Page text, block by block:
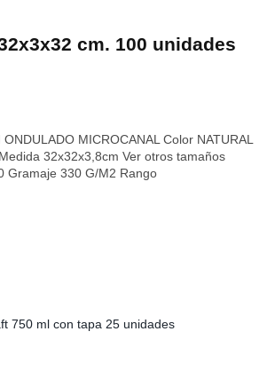
cm. 100 unidades
MICROCANAL Color NATURAL
32x32x3,8cm Ver otros tamaños
Gramaje 330 G/M2 Rango